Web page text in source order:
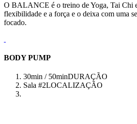
O BALANCE é o treino de Yoga, Tai Chi
flexibilidade e a força e o deixa com uma
focado.
BODY PUMP
30min / 50minDURAÇÃO
Sala #2LOCALIZAÇÃO